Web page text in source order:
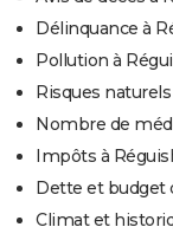
Délinquance à
Pollution à
Risques
Nombre de
Impôts à
Dette et budget
Climat et